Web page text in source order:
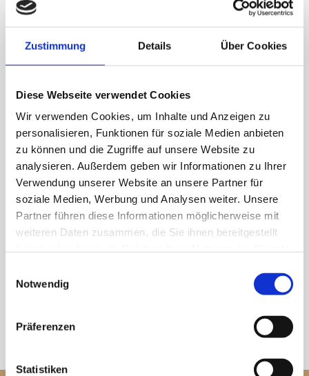
Zustimmung Details Über Cookies
Diese Webseite verwendet Cookies
Wir verwenden Cookies, um Inhalte und Anzeigen zu
personalisieren, Funktionen für soziale Medien anbieten
zu können und die Zugriffe auf unsere Website zu
analysieren. Außerdem geben wir Informationen zu Ihrer
Verwendung unserer Website an unsere Partner für
soziale Medien, Werbung und Analysen weiter. Unsere
Partner führen diese Informationen möglicherweise mit
weiteren Daten zusammen, die Sie ihnen bereitgestellt
Notwendig
Präferenzen
Statistiken
BORKUM STARTSEITE
Posted at 11:16hin by upadmin
0 Comments
0 Likes